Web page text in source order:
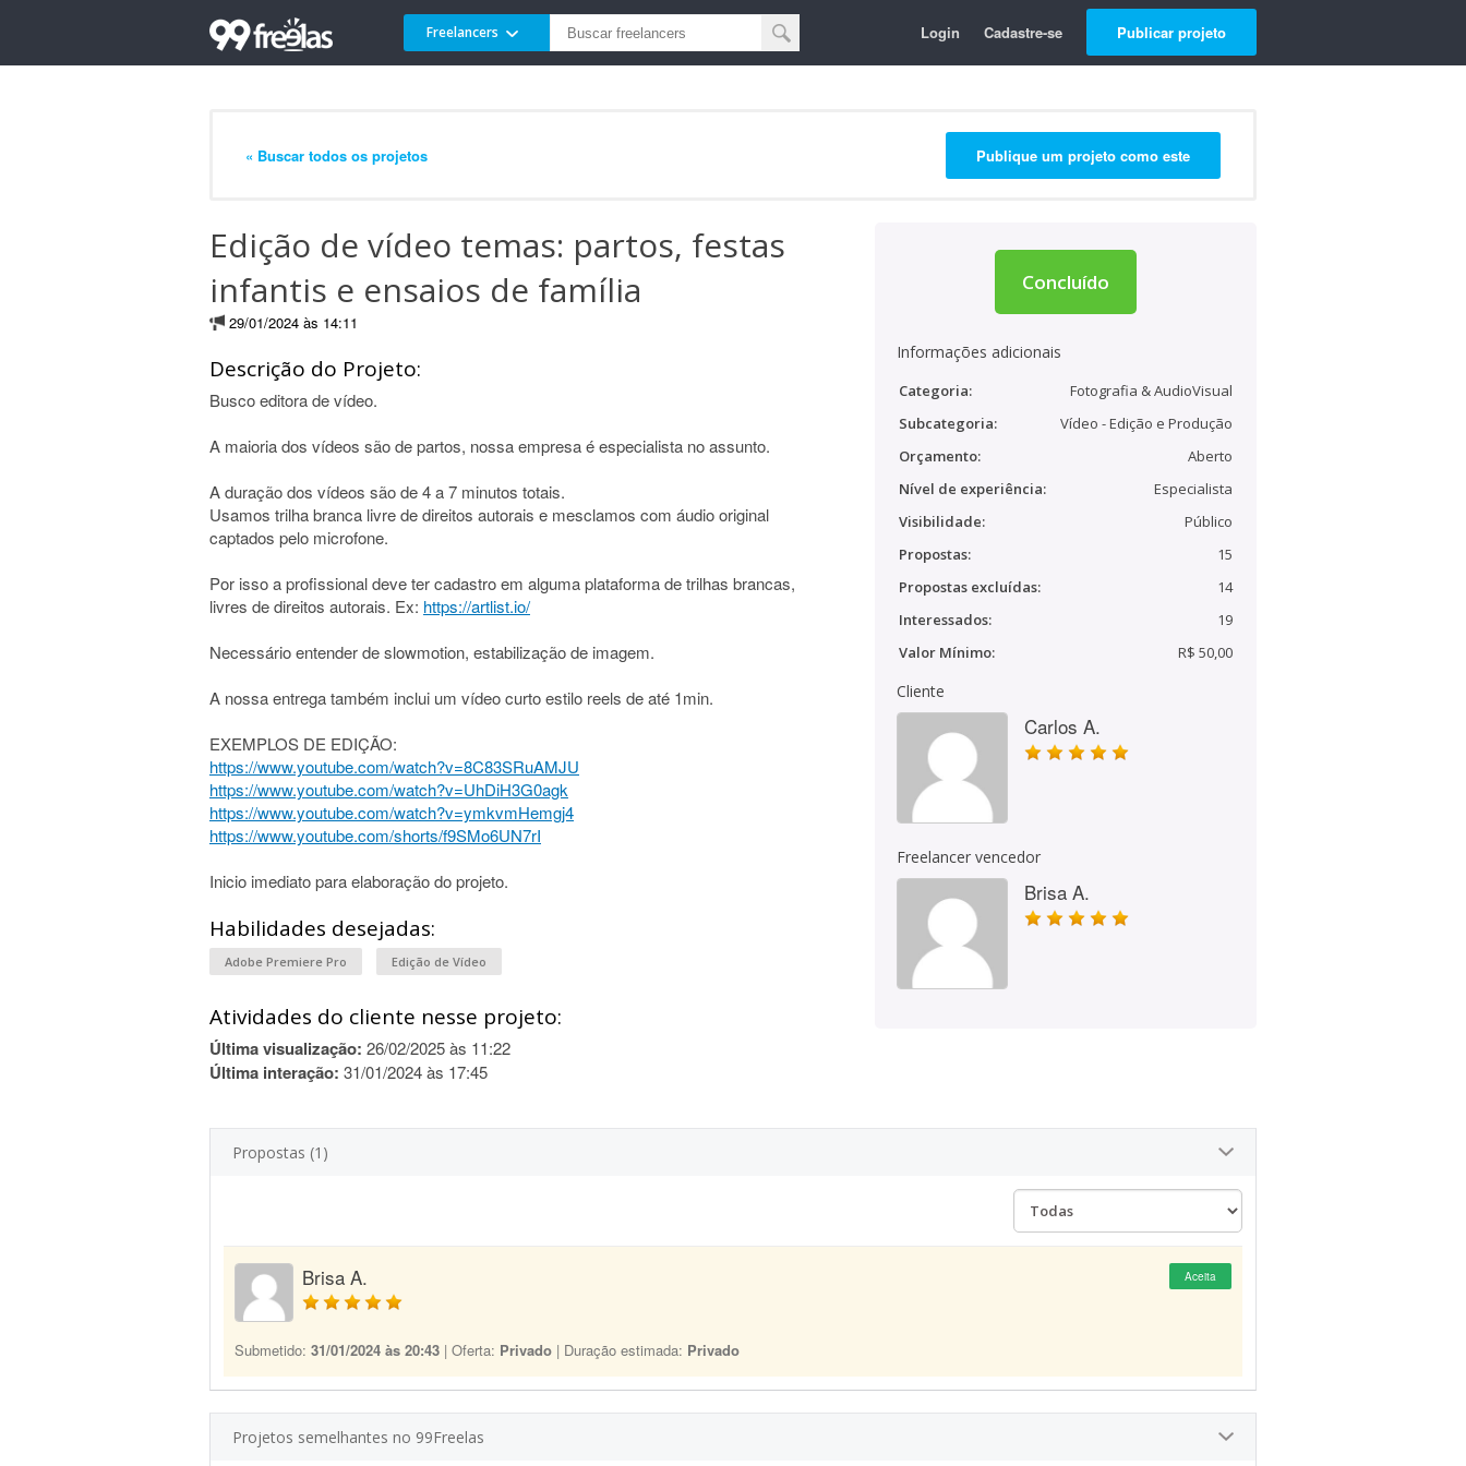
Freelancers Login Cadastre-se Publicar projeto
« Buscar todos os projetos Publique um projeto como este
Edição de vídeo temas: partos, festas
infantis e ensaios de família
29/01/2024 às 14:11
Descrição do Projeto:
Busco editora de vídeo.
A maioria dos vídeos são de partos, nossa empresa é especialista no assunto.
A duração dos vídeos são de 4 a 7 minutos totais.
Usamos trilha branca livre de direitos autorais e mesclamos com áudio original
captados pelo microfone.
Por isso a profissional deve ter cadastro em alguma plataforma de trilhas brancas,
livres de direitos autorais. Ex: https://artlist.io/
Necessário entender de slowmotion, estabilização de imagem.
A nossa entrega também inclui um vídeo curto estilo reels de até 1min.
EXEMPLOS DE EDIÇÃO:
https://www.youtube.com/watch?v=8C83SRuAMJU
https://www.youtube.com/watch?v=UhDiH3G0agk
https://www.youtube.com/watch?v=ymkvmHemgj4
https://www.youtube.com/shorts/f9SMo6UN7rI
Inicio imediato para elaboração do projeto.
Habilidades desejadas:
Adobe Premiere Pro Edição de Vídeo
Atividades do cliente nesse projeto:
Última visualização: 26/02/2025 às 11:22
Última interação: 31/01/2024 às 17:45
Concluído
Informações adicionais
Categoria:
Fotografia & AudioVisual
Subcategoria:
Vídeo - Edição e Produção
Orçamento:
Aberto
Nível de experiência:
Especialista
Visibilidade:
Público
Propostas:
15
Propostas excluídas:
14
Interessados:
19
Valor Mínimo:
R$ 50,00
Cliente
Carlos A.
Freelancer vencedor
Brisa A.
Propostas (1)
Brisa A. Aceita
Submetido: 31/01/2024 às 20:43 | Oferta: Privado | Duração estimada: Privado
Projetos semelhantes no 99Freelas